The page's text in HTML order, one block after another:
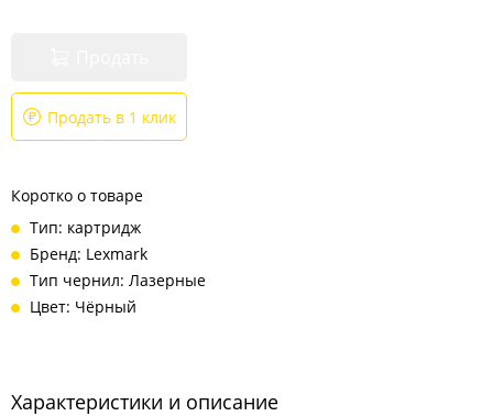
Продать в 1 клик
Коротко о товаре
Тип: картридж
Бренд: Lexmark
Тип чернил: Лазерные
Цвет: Чёрный
Характеристики и описание